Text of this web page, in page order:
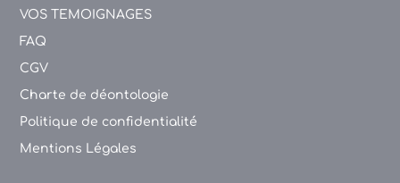
VOS TEMOIGNAGES
FAQ
CGV
Charte de déontologie
Politique de confidentialité
Mentions Légales